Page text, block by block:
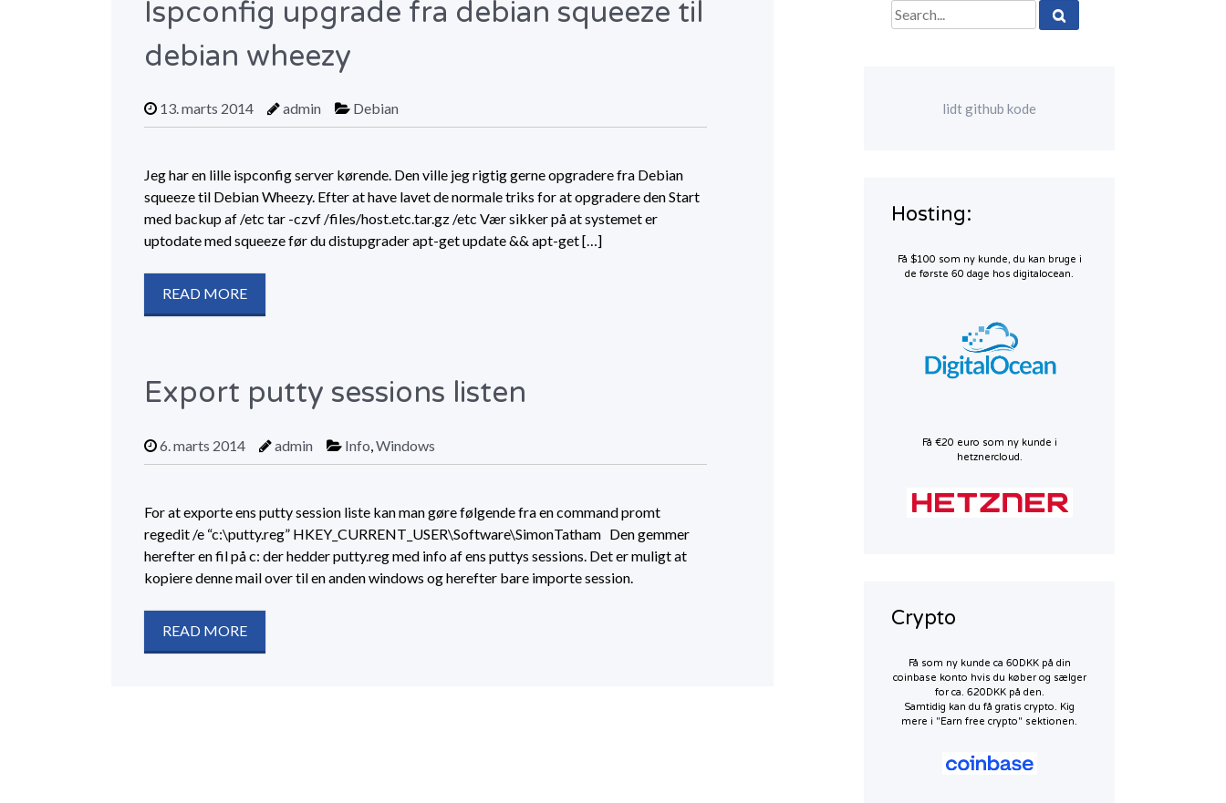
Ispconfig upgrade fra debian squeeze til
debian wheezy
13. marts 2014 admin Debian
Jeg har en lille ispconfig server kørende. Den ville jeg rigtig gerne opgradere fra Debian
squeeze til Debian Wheezy. Efter at have lavet de normale triks for at opgradere den Start
med backup af /etc tar -czvf /files/host.etc.tar.gz /etc Vær sikker på at systemet er
uptodate med squeeze før du distupgrader apt-get update && apt-get […]
READ MORE
Export putty sessions listen
6. marts 2014 admin Info ,Windows
For at exporte ens putty session liste kan man gøre følgende fra en command promt
regedit /e “c:\putty.reg” HKEY_CURRENT_USER\Software\SimonTatham Den gemmer
herefter en fil på c: der hedder putty.reg med info af ens puttys sessions. Det er muligt at
kopiere denne mail over til en anden windows og herefter bare importe session.
READ MORE
Search
for:
lidt github kode
Hosting:
Få $100 som ny kunde, du kan bruge i
de første 60 dage hos digitalocean.
Få €20 euro som ny kunde i
hetznercloud.
Crypto
Få som ny kunde ca 60DKK på din
coinbase konto hvis du køber og sælger
for ca. 620DKK på den.
Samtidig kan du få gratis crypto. Kig
mere i "Earn free crypto" sektionen.